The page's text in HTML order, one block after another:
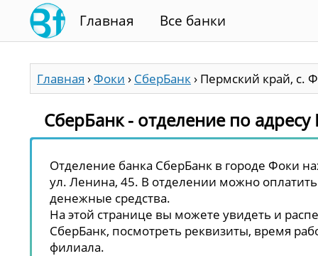
Главная Все банки
Главная › Фоки › СберБанк› Пермский край, с.
СберБанк - отделение по
Отделение банка СберБанк в городе Фоки
ул. Ленина, 45. В отделении можно оплатить
денежные средства.
На этой странице вы можете увидеть и
СберБанк, посмотреть реквизиты, время
филиала.